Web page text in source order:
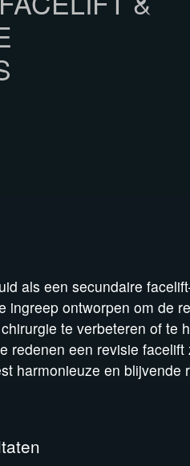
als een secundaire
ingreep ontworpen om de
te verbeteren of te
redenen een revisie facelift
harmonieuze en blijvende